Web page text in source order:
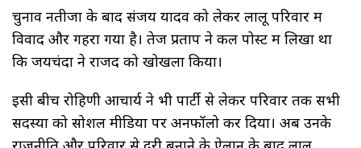
चुनाव नतीजों के बाद संजय यादव को लेकर लालू परिवार में
विवाद और गहरा गया है। तेज प्रताप ने कल पोस्ट में लिखा था
कि जयचंदों ने राजद को खोखला किया।
इसी बीच रोहिणी आचार्य ने भी पार्टी से लेकर परिवार तक सभी
सदस्यों को सोशल मीडिया पर अनफॉलो कर दिया। अब उनके